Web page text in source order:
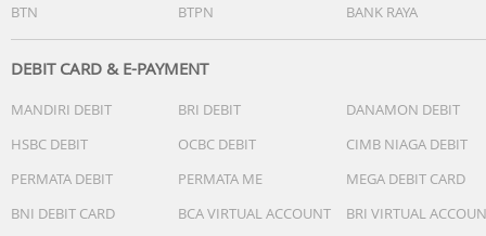
- Ukuran tampilan : 1,3" (33,02 mm) diameter
- Resolusi tampilan : 230 x 303 piksel
- Jenis layar : terlihat di bawah sinar matahari, memori
- Berat : 61 g
- Daya tahan baterai* : Smartwatch mode: hingga 14 hari
- Penilaian air : 5 ATM
- Tampilan Berwarna :
BTN
BTPN BANK RAYA
DEBIT CARD & E-PAYMENT
MANDIRI DEBIT BRI DEBIT
DANAMON DEBIT
HSBC DEBIT
OCBC DEBIT
CIMB NIAGA DEBIT
PERMATA DEBIT
PERMATA ME
MEGA DEBIT CARD
BNI DEBIT CARD
BCA VIRTUAL ACCOUNT
BRI VIRTUAL